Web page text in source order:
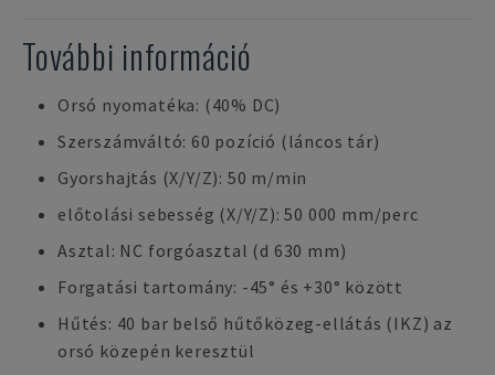
További információ
Orsó nyomatéka: (40% DC)
Szerszámváltó: 60 pozíció (láncos tár)
Gyorshajtás (X/Y/Z): 50 m/min
előtolási sebesség (X/Y/Z): 50 000 mm/perc
Asztal: NC forgóasztal (d 630 mm)
Forgatási tartomány: -45° és +30° között
Hűtés: 40 bar belső hűtőközeg-ellátás (IKZ) az
orsó közepén keresztül